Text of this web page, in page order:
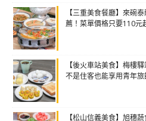
【三重美食餐廳】來碗
薦！菜單價格只要110元
【後火車站美食】梅樓
不是住客也能享用青年
【松山信義美食】旭穗